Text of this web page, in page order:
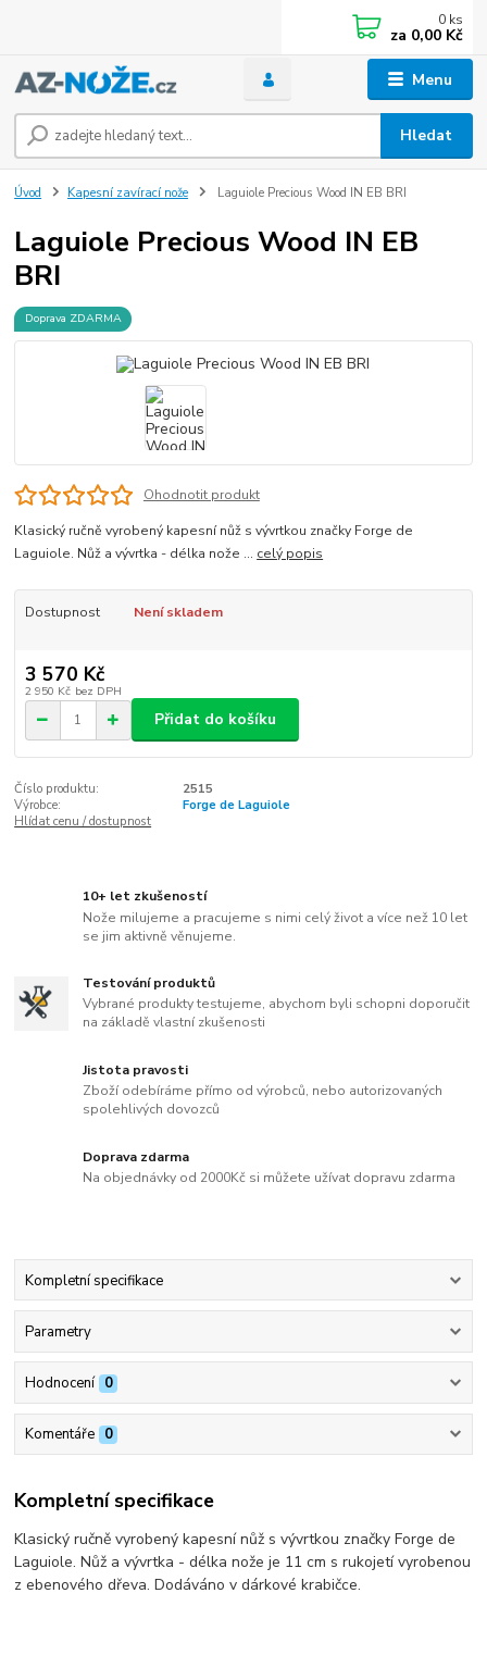
Menu
Hledat
0 ks
za 0,00 Kč
Úvod Kapesní zavírací nože Laguiole Precious Wood IN EB BRI
Laguiole Precious Wood IN EB
BRI
Doprava ZDARMA
Ohodnotit produkt
Klasický ručně vyrobený kapesní nůž s vývrtkou značky Forge de
Laguiole. Nůž a vývrtka - délka nože ... celý popis
Dostupnost Není skladem
3 570 Kč
2 950 Kč bez DPH
Přidat do košíku
Číslo produktu:
2515
Výrobce:
Forge de Laguiole
Hlídat cenu / dostupnost
10+ let zkušeností
Nože milujeme a pracujeme s nimi celý život a více než 10 let
se jim aktivně věnujeme.
Testování produktů
Vybrané produkty testujeme, abychom byli schopni doporučit
na základě vlastní zkušenosti
Jistota pravosti
Zboží odebíráme přímo od výrobců, nebo autorizovaných
spolehlivých dovozců
Doprava zdarma
Na objednávky od 2000Kč si můžete užívat dopravu zdarma
Kompletní specifikace
Parametry
Hodnocení 0
Komentáře 0
Kompletní specifikace
Klasický ručně vyrobený kapesní nůž s vývrtkou značky Forge de
Laguiole. Nůž a vývrtka - délka nože je 11 cm s rukojetí vyrobenou
z ebenového dřeva. Dodáváno v dárkové krabičce.